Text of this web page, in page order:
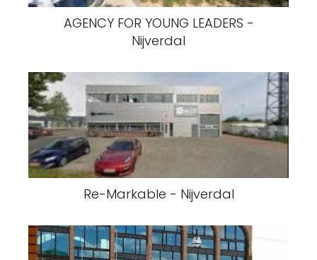
AGENCY FOR YOUNG LEADERS -
Nijverdal
Re-Markable - Nijverdal